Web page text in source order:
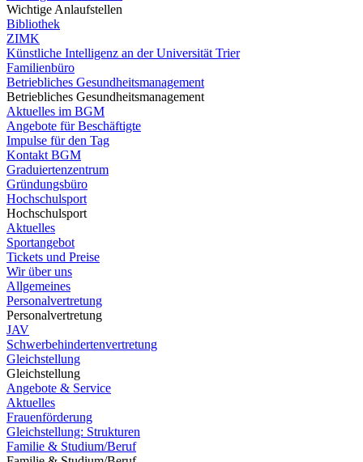
Wichtige Anlaufstellen
Bibliothek
ZIMK
Künstliche Intelligenz an der Universität Trier
Familienbüro
Betriebliches Gesundheitsmanagement
Betriebliches Gesundheitsmanagement
Aktuelles im BGM
Angebote für Beschäftigte
Impulse für den Tag
Kontakt BGM
Graduiertenzentrum
Gründungsbüro
Hochschulsport
Hochschulsport
Aktuelles
Sportangebot
Tickets und Preise
Wir über uns
Allgemeines
Personalvertretung
Personalvertretung
JAV
Schwerbehindertenvertretung
Gleichstellung
Gleichstellung
Angebote & Service
Aktuelles
Frauenförderung
Gleichstellung: Strukturen
Familie & Studium/Beruf